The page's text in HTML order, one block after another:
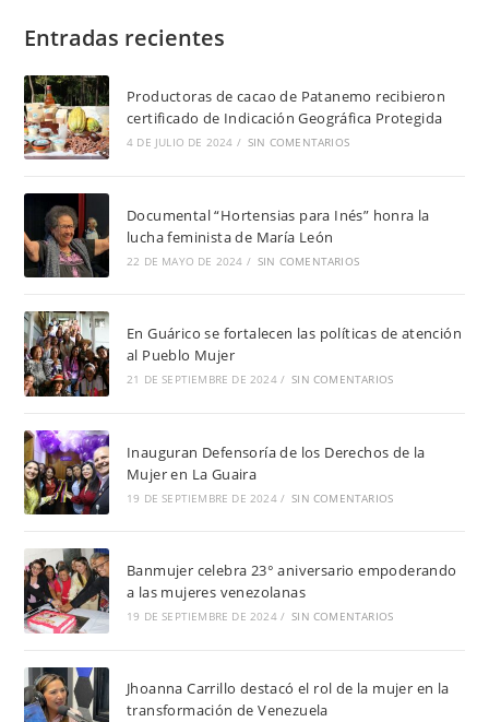
Entradas recientes
Productoras de cacao de Patanemo recibieron
certificado de Indicación Geográfica Protegida
4 DE JULIO DE 2024 / SIN COMENTARIOS
Documental “Hortensias para Inés” honra la
lucha feminista de María León
22 DE MAYO DE 2024 / SIN COMENTARIOS
En Guárico se fortalecen las políticas de atención
al Pueblo Mujer
21 DE SEPTIEMBRE DE 2024 / SIN COMENTARIOS
Inauguran Defensoría de los Derechos de la
Mujer en La Guaira
19 DE SEPTIEMBRE DE 2024 / SIN COMENTARIOS
Banmujer celebra 23° aniversario empoderando
a las mujeres venezolanas
19 DE SEPTIEMBRE DE 2024 / SIN COMENTARIOS
Jhoanna Carrillo destacó el rol de la mujer en la
transformación de Venezuela